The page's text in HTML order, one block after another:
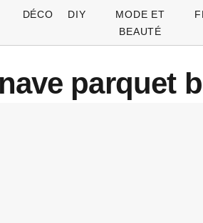
DÉCO DIY
MODE ET
BEAUTÉ
parquet